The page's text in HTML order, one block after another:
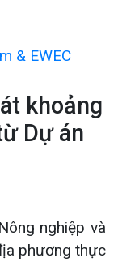
& EWEC
khoảng
Dự án
nghiệp và
phương thực